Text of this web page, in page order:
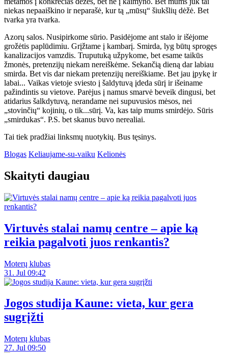
niekas nepaaiškino ir neparašė, kur tą „mūsų“ šiukšlių dėžė. Bet
tvarka yra tvarka.
Azorų salos. Nusipirkome sūrio. Pasidėjome ant stalo ir išėjome
grožėtis paplūdimiu. Grįžtame į kambarį. Smirda, lyg būtų sprogęs
kanalizacijos vamzdis. Truputuką užpykome, bet esame taikūs
žmonės, pretenzijų niekam nereiškėme. Sekančią dieną dar labiau
smirda. Bet vis dar niekam pretenzijų nereiškiame. Bet jau įpykę ir
labai... Vaikas vietoje sviesto į šaldytuvą įdeda sūrį ir išeiname
pažindintis su vietove. Parėjus į namus smarvė beveik dingusi, bet
atidarius šalkdytuvą, nerandame nei supuvusios mėsos, nei
„stovinčių“ kojinių, o tik...sūrį. Va, kas taip mums smirdėjo. Sūris
„smirdukas“. P.S. bet skanus buvo nerealiai.
Tai tiek pradžiai linksmų nuotykių. Bus tęsinys.
Blogas Keliaujame-su-vaiku Kelionės
Skaityti daugiau
Virtuvės stalai namų centre – apie ką
reikia pagalvoti juos renkantis?
Moterų klubas
31. Jul 09:42
Jogos studija Kaune: vieta, kur gera
sugrįžti
Moterų klubas
27. Jul 09:50